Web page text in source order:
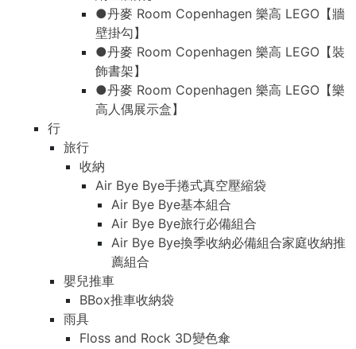
●丹麥 Room Copenhagen 樂高 LEGO【牆
壁掛勾】
●丹麥 Room Copenhagen 樂高 LEGO【裝
飾書架】
●丹麥 Room Copenhagen 樂高 LEGO【樂
高人偶展示盒】
行
旅行
收納
Air Bye Bye手捲式真空壓縮袋
Air Bye Bye基本組合
Air Bye Bye旅行必備組合
Air Bye Bye換季收納必備組合家庭收納推
薦組合
嬰兒推車
BBox推車收納袋
雨具
Floss and Rock 3D變色傘